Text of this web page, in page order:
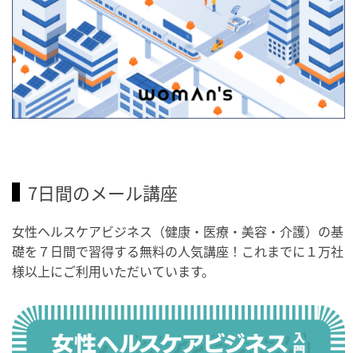
7日間のメール講座
女性ヘルスケアビジネス（健康・医療・美容・介護）の基
礎を７日間で習得する無料の人気講座！これまでに１万社
様以上にご利用いただいています。